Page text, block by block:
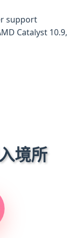
support
Catalyst 10.9,
境所